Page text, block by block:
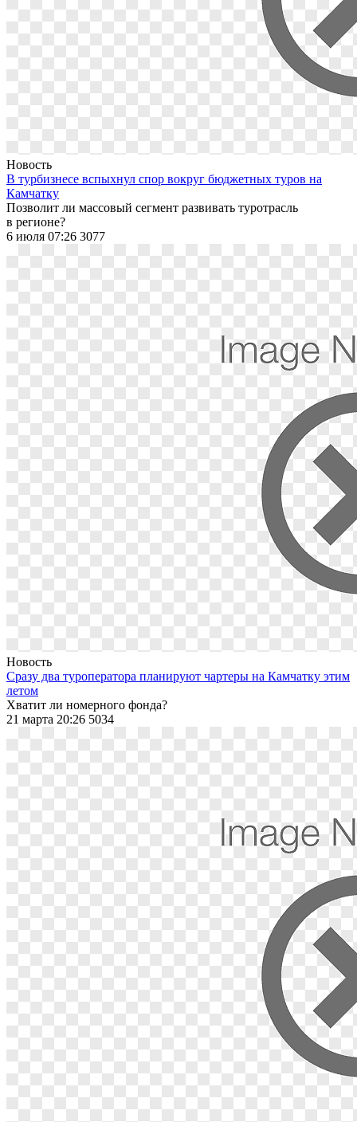
Новость
В турбизнесе вспыхнул спор вокруг бюджетных туров на
Камчатку
Позволит ли массовый сегмент развивать туротрасль
в регионе?
6 июля 07:26 3077
Новость
Сразу два туроператора планируют чартеры на Камчатку этим
летом
Хватит ли номерного фонда?
21 марта 20:26 5034